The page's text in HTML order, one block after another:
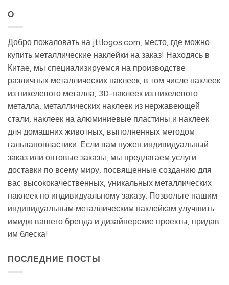
О
Добро пожаловать на jttlogos.com, место, где можно
купить металлические наклейки на заказ! Находясь в
Китае, мы специализируемся на производстве
различных металлических наклеек, в том числе наклеек
из никелевого металла, 3D-наклеек из никелевого
металла, металлических наклеек из нержавеющей
стали, наклеек на алюминиевые пластины и наклеек
для домашних животных, выполненных методом
гальванопластики. Если вам нужен индивидуальный
заказ или оптовые заказы, мы предлагаем услуги
доставки по всему миру, посвященные созданию для
вас высококачественных, уникальных металлических
наклеек по индивидуальному заказу. Позвольте нашим
индивидуальным металлическим наклейкам улучшить
имидж вашего бренда и дизайнерские проекты, придав
им блеска!
ПОСЛЕДНИЕ ПОСТЫ